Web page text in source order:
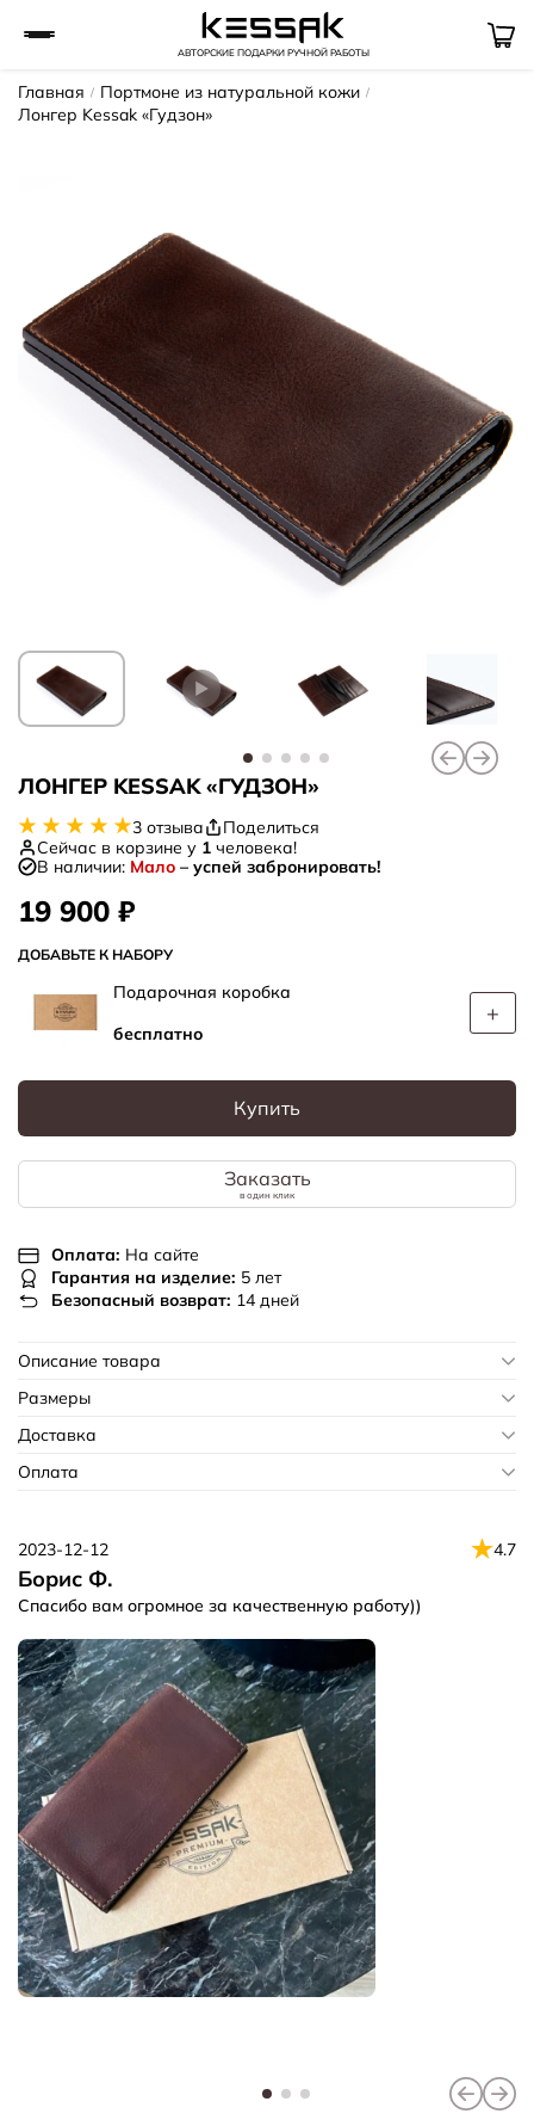
АВТОРСКИЕ ПОДАРКИ РУЧНОЙ РАБОТЫ
Главная
Портмоне из натуральной кожи
Лонгер Kessak «Гудзон»
ЛОНГЕР KESSAK «ГУДЗОН»
3 отзыва
Поделиться
Сейчас в корзине у 1 человека!
В наличии: Мало – успей забронировать!
19 900 ₽
ДОБАВЬТЕ К НАБОРУ
Подарочная коробка
бесплатно
+
Купить
Заказать
в один клик
Оплата: На сайте
Гарантия на изделие: 5 лет
Безопасный возврат: 14 дней
Описание товара
Размеры
Доставка
Оплата
2023-12-12 4.7
Борис Ф.
Спасибо вам огромное за качественную работу))